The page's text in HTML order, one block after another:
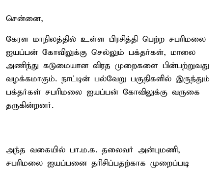
சென்னை,
கேரள மாநிலத்தில் உள்ள பிரசித்தி பெற்ற சபரிமலை
ஐயப்பன் கோவிலுக்கு செல்லும் பக்தர்கள், மாலை
அணிந்து கடுமையான விரத முறைகளை பின்பற்றுவது
வழக்கமாகும். நாட்டின் பல்வேறு பகுதிகளில் இருந்தும்
பக்தர்கள் சபரிமலை ஐயப்பன் கோவிலுக்கு வருகை
தருகின்றனர்.
அந்த வகையில் பா.ம.க. தலைவர் அன்புமணி,
சபரிமலை ஐயப்பனை தரிசிப்பதற்காக முறைப்படி